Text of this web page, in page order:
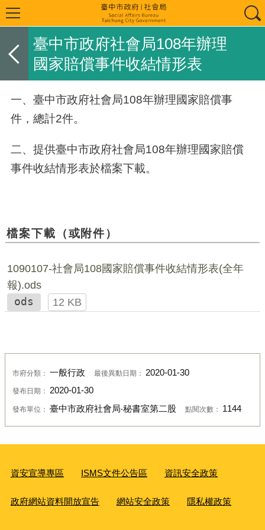
臺中市政府社會局108年辦理
國家賠償事件收結情形表
一、臺中市政府社會局108年辦理國家賠償事
件，總計2件。
二、提供臺中市政府社會局108年辦理國家賠償
事件收結情形表於檔案下載。
檔案下載（或附件）
1090107-社會局108國家賠償事件收結情形表(全年
報).ods
ods
12 KB
市府分類： 一般行政 最後異動日期： 2020-01-30
發布日期： 2020-01-30
發布單位： 臺中市政府社會局‧秘書室第二股 點閱次數： 1144
資安宣導專區 ISMS文件公告區 資訊安全政策
政府網站資料開放宣告 網站安全政策 隱私權政策